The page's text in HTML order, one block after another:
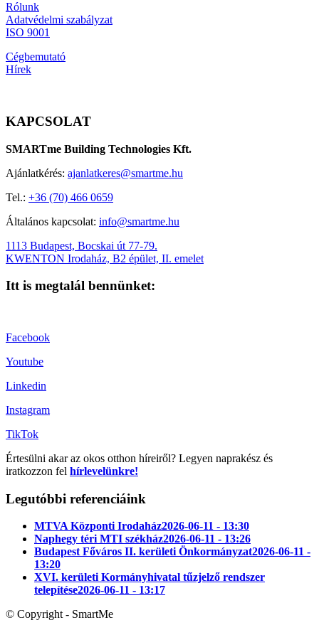
Rólunk
Adatvédelmi szabályzat
ISO 9001
Cégbemutató
Hírek
KAPCSOLAT
SMARTme Building Technologies Kft.
Ajánlatkérés: ajanlatkeres@smartme.hu
Tel.: +36 (70) 466 0659
Általános kapcsolat: info@smartme.hu
1113 Budapest, Bocskai út 77-79.
KWENTON Irodaház, B2 épület, II. emelet
Itt is megtalál bennünket:
Facebook
Youtube
Linkedin
Instagram
TikTok
Értesülni akar az okos otthon híreiről? Legyen naprakész és
iratkozzon fel hírlevelünkre!
Legutóbbi referenciáink
MTVA Központi Irodaház2026-06-11 - 13:30
Naphegy téri MTI székház2026-06-11 - 13:26
Budapest Főváros II. kerületi Önkormányzat2026-06-11 -
13:20
XVI. kerületi Kormányhivatal tűzjelző rendszer
telepítése2026-06-11 - 13:17
© Copyright - SmartMe